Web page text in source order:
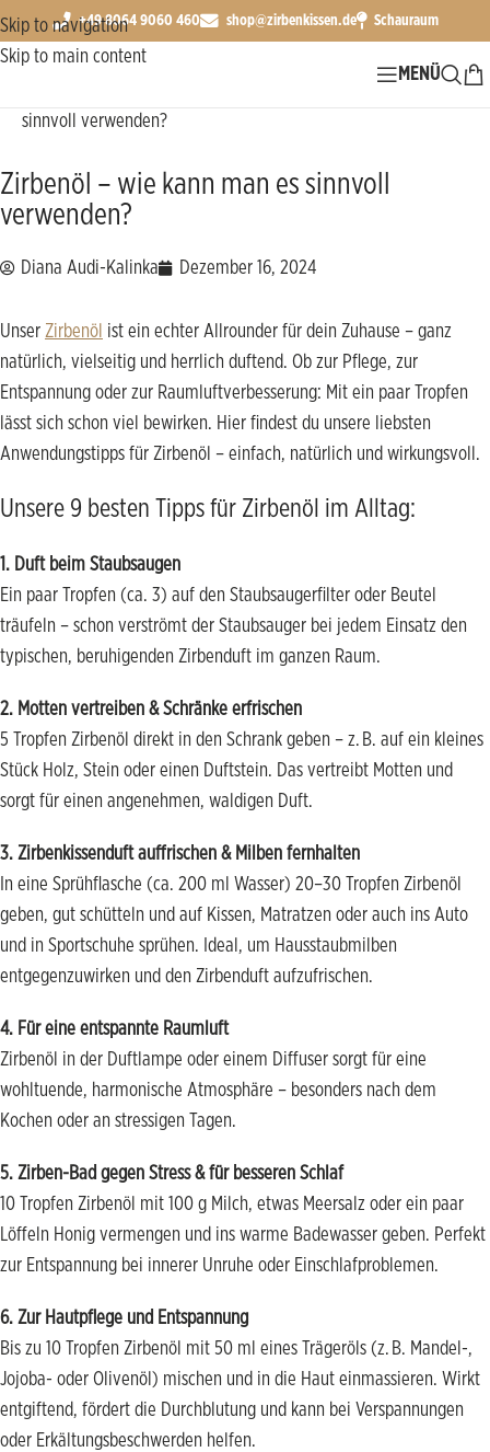
Skip to navigation
Skip to main content
+49 8064 9060 460 shop@zirbenkissen.de Schauraum
MENÜ
sinnvoll verwenden?
Zirbenöl – wie kann man es sinnvoll
verwenden?
Diana Audi-Kalinka Dezember 16, 2024
Unser Zirbenöl ist ein echter Allrounder für dein Zuhause – ganz
natürlich, vielseitig und herrlich duftend. Ob zur Pflege, zur
Entspannung oder zur Raumluftverbesserung: Mit ein paar Tropfen
lässt sich schon viel bewirken. Hier findest du unsere liebsten
Anwendungstipps für Zirbenöl – einfach, natürlich und wirkungsvoll.
Unsere 9 besten Tipps für Zirbenöl im Alltag:
1. Duft beim Staubsaugen
Ein paar Tropfen (ca. 3) auf den Staubsaugerfilter oder Beutel
träufeln – schon verströmt der Staubsauger bei jedem Einsatz den
typischen, beruhigenden Zirbenduft im ganzen Raum.
2. Motten vertreiben & Schränke erfrischen
5 Tropfen Zirbenöl direkt in den Schrank geben – z. B. auf ein kleines
Stück Holz, Stein oder einen Duftstein. Das vertreibt Motten und
sorgt für einen angenehmen, waldigen Duft.
3. Zirbenkissenduft auffrischen & Milben fernhalten
In eine Sprühflasche (ca. 200 ml Wasser) 20–30 Tropfen Zirbenöl
geben, gut schütteln und auf Kissen, Matratzen oder auch ins Auto
und in Sportschuhe sprühen. Ideal, um Hausstaubmilben
entgegenzuwirken und den Zirbenduft aufzufrischen.
4. Für eine entspannte Raumluft
Zirbenöl in der Duftlampe oder einem Diffuser sorgt für eine
wohltuende, harmonische Atmosphäre – besonders nach dem
Kochen oder an stressigen Tagen.
5. Zirben-Bad gegen Stress & für besseren Schlaf
10 Tropfen Zirbenöl mit 100 g Milch, etwas Meersalz oder ein paar
Löffeln Honig vermengen und ins warme Badewasser geben. Perfekt
zur Entspannung bei innerer Unruhe oder Einschlafproblemen.
6. Zur Hautpflege und Entspannung
Bis zu 10 Tropfen Zirbenöl mit 50 ml eines Trägeröls (z. B. Mandel-,
Jojoba- oder Olivenöl) mischen und in die Haut einmassieren. Wirkt
entgiftend, fördert die Durchblutung und kann bei Verspannungen
oder Erkältungsbeschwerden helfen.